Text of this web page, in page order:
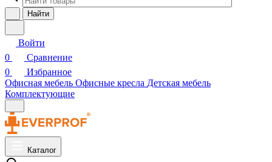
Найти
Войти
0
Сравнение
0
Избранное
Офисная мебель Офисные кресла Детская мебель
Комплектующие
Каталог